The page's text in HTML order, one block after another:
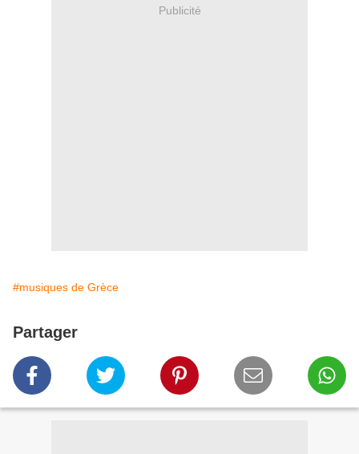
Publicité
#musiques de Grèce
Partager